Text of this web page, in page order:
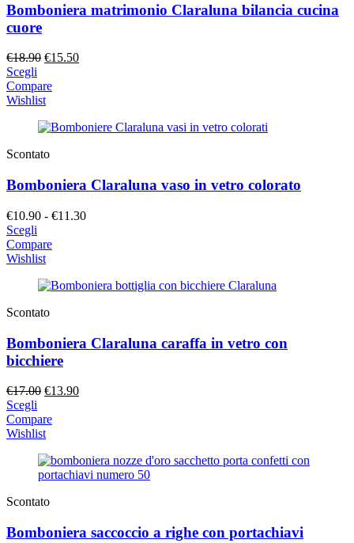
Bomboniera matrimonio Claraluna bilancia cucina
cuore
€18.90 Il
originale
era:
€15.50Il
Scegli
Compare
Wishlist
Scontato
Bomboniera Claraluna vaso in vetro colorato
€10.90 - €11.30Fascia
a
Scegli
Compare
Wishlist
Scontato
Bomboniera Claraluna caraffa in vetro con
bicchiere
€17.00 Il
originale
era:
€13.90Il
Scegli
Compare
Wishlist
Scontato
Bomboniera saccoccio a righe con portachiavi